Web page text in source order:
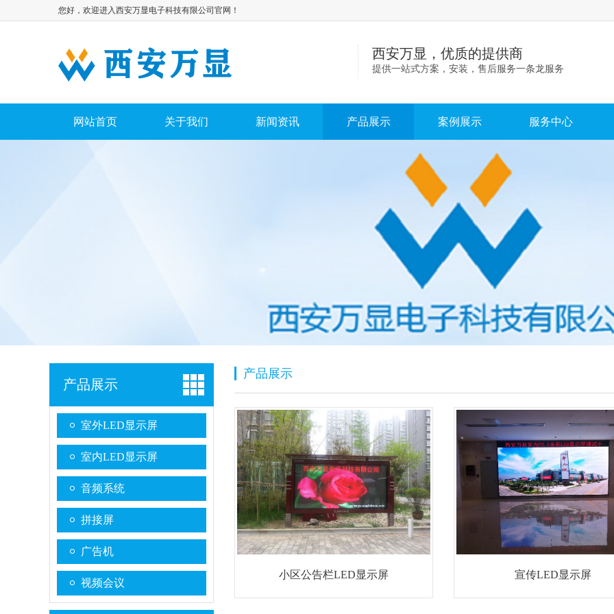
您好，欢迎进入西安万显电子科技有限公司官网！
西安万显，优质的提供商
提供一站式方案，安装，售后服务一条龙服务
网站首页 关于我们 新闻资讯 产品展示 案例展示 服务中心
产品展示
室外LED显示屏
室内LED显示屏
音频系统
拼接屏
广告机
视频会议
产品展示
小区公告栏LED显示屏 宣传LED显示屏